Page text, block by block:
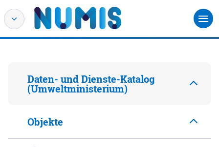
Daten- und Dienste-Katalog
(Umweltministerium)
Objekte